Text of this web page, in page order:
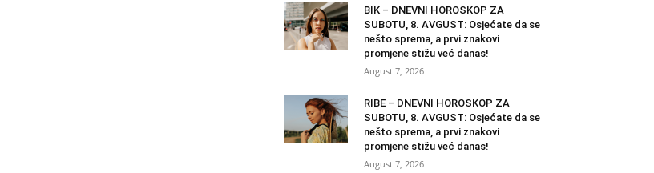
BIK – DNEVNI HOROSKOP ZA
SUBOTU, 8. AVGUST: Osjećate da se
nešto sprema, a prvi znakovi
promjene stižu već danas!
August 7, 2026
RIBE – DNEVNI HOROSKOP ZA
SUBOTU, 8. AVGUST: Osjećate da se
nešto sprema, a prvi znakovi
promjene stižu već danas!
August 7, 2026